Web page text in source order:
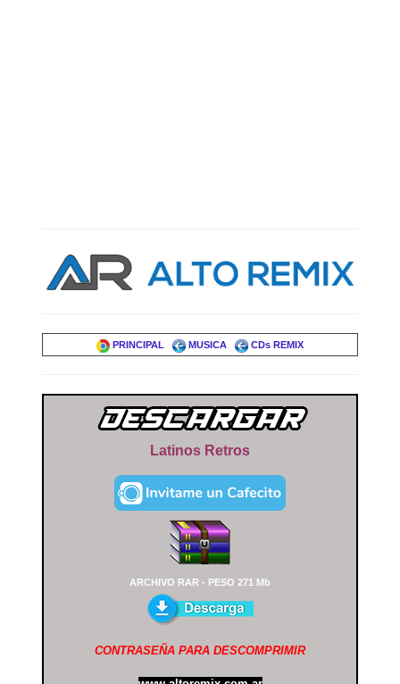
PRINCIPAL MUSICA CDs REMIX
Latinos Retros
ARCHIVO RAR - PESO 271 Mb
CONTRASEÑA PARA DESCOMPRIMIR